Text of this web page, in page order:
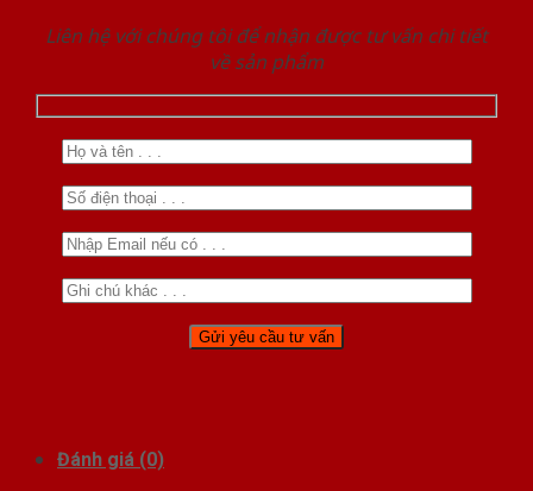
Liên hệ với chúng tôi để nhận được tư vấn chi tiết
về sản phẩm
Đánh giá (0)